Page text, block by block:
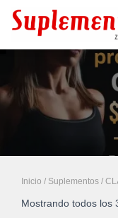
Inicio / Suplementos /
Mostrando todos los